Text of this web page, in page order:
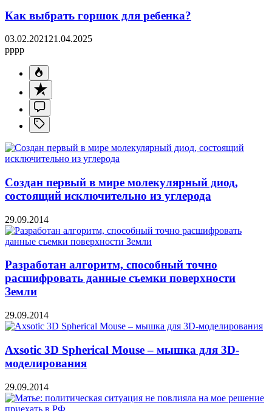
Как выбрать горшок для ребенка?
03.02.2021 21.04.2025
pppp
Создан первый в мире молекулярный диод,
состоящий исключительно из углерода
29.09.2014
Разработан алгоритм, способный точно
расшифровать данные съемки поверхности
Земли
29.09.2014
Axsotic 3D Spherical Mouse – мышка для 3D-
моделирования
29.09.2014